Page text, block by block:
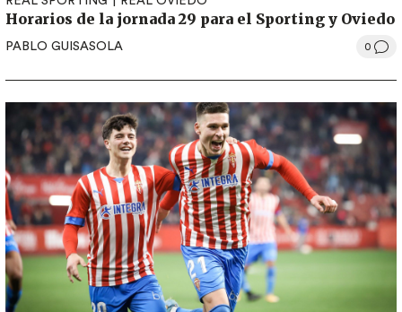
Horarios de la jornada 29 para el Sporting y Oviedo
PABLO GUISASOLA 0